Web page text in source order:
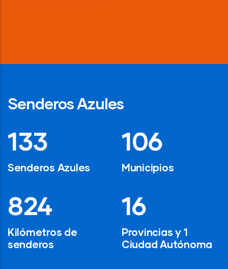
Senderos Azules
194
Senderos Azules
1,200
Kilómetros de
senderos
154
Municipios
24
Provincias y 1
Ciudad Autónoma